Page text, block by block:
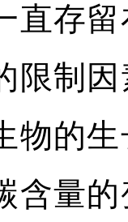
直存
限制
物的
含量